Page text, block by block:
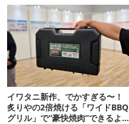
イワタニ新作、でかすぎる〜！
炙りやの2倍焼ける「ワイドBBQ
グリル」で“豪快焼肉”できるよ